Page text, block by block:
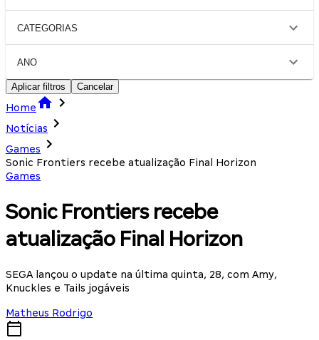
CATEGORIAS
ANO
Aplicar filtros Cancelar
Home
Notícias
Games
Sonic Frontiers recebe atualização Final Horizon
Games
Sonic Frontiers recebe
atualização Final Horizon
SEGA lançou o update na última quinta, 28, com Amy,
Knuckles e Tails jogáveis
Matheus Rodrigo